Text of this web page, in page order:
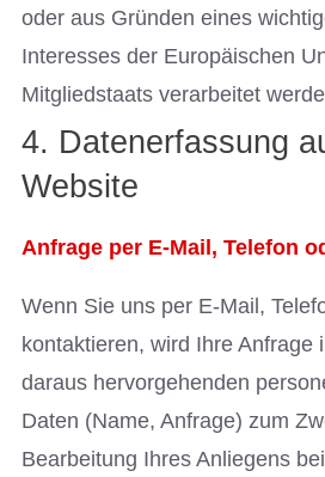
oder aus Gründen eines
Interesses der Europäischen
Mitgliedstaats verarbeitet
4. Datenerfassung
Website
Anfrage per E-Mail, Telefon
Wenn Sie uns per E-Mail,
kontaktieren, wird Ihre Anfrage
daraus hervorgehenden
Daten (Name, Anfrage) zum
Bearbeitung Ihres Anliegens